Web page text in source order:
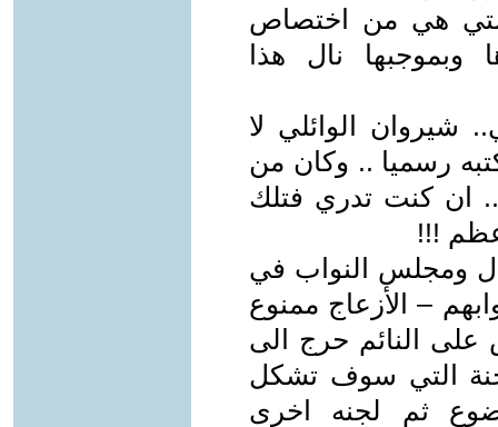
هي من اختصاص
وبموجبها نال هذا
شيروان الوائلي لا
رسميا .. وكان من
ان كنت تدري فتلك
!!!
ومجلس النواب في
– الأزعاج ممنوع
النائم حرج الى
التي سوف تشكل
ثم لجنه اخرى